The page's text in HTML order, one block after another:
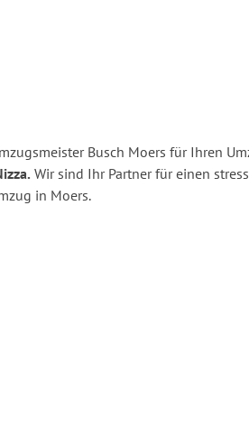
Busch Moers für Ihren
Wir sind Ihr Partner für einen
in Moers.